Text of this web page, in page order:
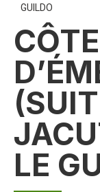
GUILDO
CÔTE
LE